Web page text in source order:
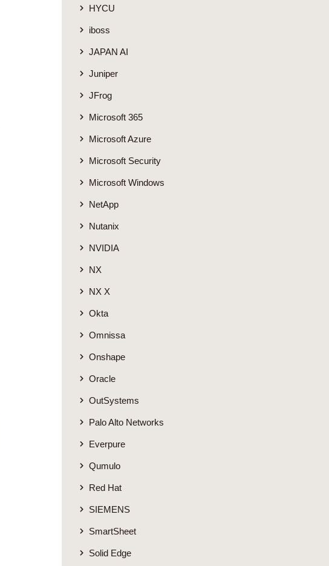
HYCU
iboss
JAPAN AI
Juniper
JFrog
Microsoft 365
Microsoft Azure
Microsoft Security
Microsoft Windows
NetApp
Nutanix
NVIDIA
NX
NX X
Okta
Omnissa
Onshape
Oracle
OutSystems
Palo Alto Networks
Everpure
Qumulo
Red Hat
SIEMENS
SmartSheet
Solid Edge